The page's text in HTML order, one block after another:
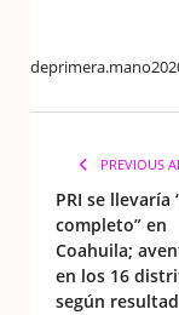
PREVIOUS
PRI se llevaría
completo” en
Coahuila;
en los 16
según